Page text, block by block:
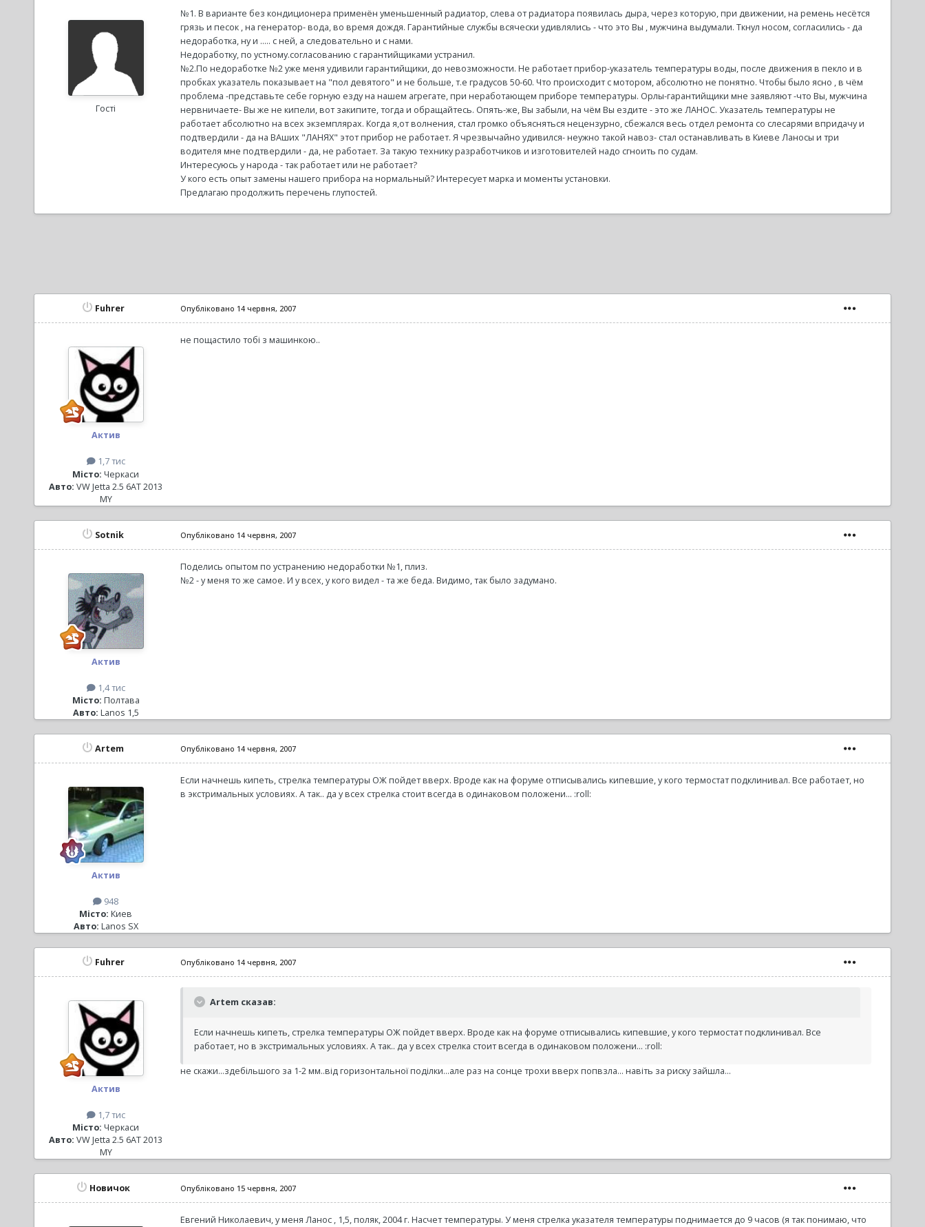
Гості
№1. В варианте без кондиционера применён уменьшенный радиатор, слева от радиатора появилась дыра, через которую, при движении, на ремень несётся
грязь и песок , на генератор- вода, во время дождя. Гарантийные службы всячески удивлялись - что это Вы , мужчина выдумали. Ткнул носом, согласились - да
недоработка, ну и ..... с ней, а следовательно и с нами.
Недоработку, по устному.согласованию с гарантийщиками устранил.
№2.По недоработке №2 уже меня удивили гарантийщики, до невозможности. Не работает прибор-указатель температуры воды, после движения в пекло и в
пробках указатель показывает на "пол девятого" и не больше, т.е градусов 50-60. Что происходит с мотором, абсолютно не понятно. Чтобы было ясно , в чём
проблема -представьте себе горную езду на нашем агрегате, при неработающем приборе температуры. Орлы-гарантийщики мне заявляют -что Вы, мужчина
нервничаете- Вы же не кипели, вот закипите, тогда и обращайтесь. Опять-же, Вы забыли, на чём Вы ездите - это же ЛАНОС. Указатель температуры не
работает абсолютно на всех экземплярах. Когда я,от волнения, стал громко объясняться нецензурно, сбежался весь отдел ремонта со слесарями впридачу и
подтвердили - да на ВАших "ЛАНЯХ" этот прибор не работает. Я чрезвычайно удивился- неужно такой навоз- стал останавливать в Киеве Ланосы и три
водителя мне подтвердили - да, не работает. За такую технику разработчиков и изготовителей надо сгноить по судам.
Интересуюсь у народа - так работает или не работает?
У кого есть опыт замены нашего прибора на нормальный? Интересует марка и моменты установки.
Предлагаю продолжить перечень глупостей.
Fuhrer
Актив
1,7 тис
Місто: Черкаси
Авто: VW Jetta 2.5 6AT 2013
MY
Опубліковано 14 червня, 2007
не пощастило тобі з машинкою..
Sotnik
Актив
1,4 тис
Місто: Полтава
Авто: Lanos 1,5
Опубліковано 14 червня, 2007
Поделись опытом по устранению недоработки №1, плиз.
№2 - у меня то же самое. И у всех, у кого видел - та же беда. Видимо, так было задумано.
Artem
Актив
948
Місто: Киев
Авто: Lanos SX
Опубліковано 14 червня, 2007
Если начнешь кипеть, стрелка температуры ОЖ пойдет вверх. Вроде как на форуме отписывались кипевшие, у кого термостат подклинивал. Все работает, но
в экстримальных условиях. А так.. да у всех стрелка стоит всегда в одинаковом положени... :roll:
Fuhrer
Актив
1,7 тис
Місто: Черкаси
Авто: VW Jetta 2.5 6AT 2013
MY
Опубліковано 14 червня, 2007
Artem сказав:
Если начнешь кипеть, стрелка температуры ОЖ пойдет вверх. Вроде как на форуме отписывались кипевшие, у кого термостат подклинивал. Все
работает, но в экстримальных условиях. А так.. да у всех стрелка стоит всегда в одинаковом положени... :roll:
не скажи...здебільшого за 1-2 мм..від горизонтальної поділки...але раз на сонце трохи вверх попвзла... навіть за риску зайшла...
Новичок Опубліковано 15 червня, 2007
Евгений Николаевич, у меня Ланос , 1,5, поляк, 2004 г. Насчет температуры. У меня стрелка указателя температуры поднимается до 9 часов (я так понимаю, что